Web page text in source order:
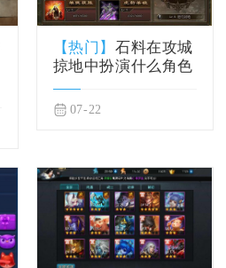
【热门】石料在攻城
掠地中扮演什么角色
07-22